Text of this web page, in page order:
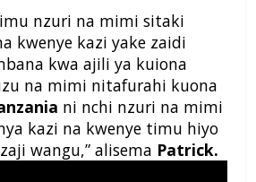
nzuri na mimi sitaki
kwenye kazi yake zaidi
kwa ajili ya kuiona
na mimi nitafurahi kuona
ni nchi nzuri na mimi
kazi na kwenye timu hiyo
wangu,” alisema Patrick.